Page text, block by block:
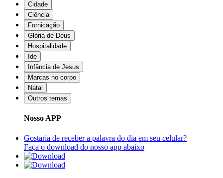
Cidade
Ciência
Fornicação
Glória de Deus
Hospitalidade
Ide
Infância de Jesus
Marcas no corpo
Natal
Outros temas
Nosso APP
Gostaria de receber a palavra do dia em seu celular?
Faça o download do nosso app abaixo